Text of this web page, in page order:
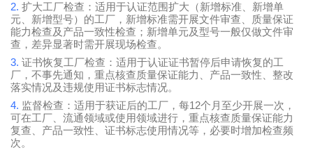
2. 扩大工厂检查：适用于认证范围扩大（新增标准、新增单
元、新增型号）的工厂，新增标准需开展文件审查、质量保证
能力检查及产品一致性检查；新增单元及型号一般仅做文件审
查，差异显著时需开展现场检查。
3. 证书恢复工厂检查：适用于认证证书暂停后申请恢复的工
厂，不事先通知，重点核查质量保证能力、产品一致性、整改
落实情况及违规使用证书标志情况。
4. 监督检查：适用于获证后的工厂，每12个月至少开展一次，
可在工厂、流通领域或使用领域进行，重点核查质量保证能力
复查、产品一致性、证书标志使用情况等，必要时增加检查频
次。